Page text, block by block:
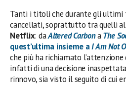
Tanti i titoli che durante gli
cancellati, soprattutto tra quelli
Netflix: daAltered CarbonaThe
quest’ultima insieme aI Am Not
che più ha richiamato
infatti di una decisione
rinnovo, sia visto il seguito di cui